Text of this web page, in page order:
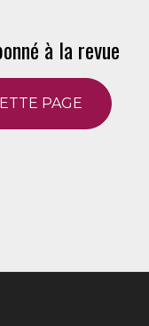
à la revue
PAGE